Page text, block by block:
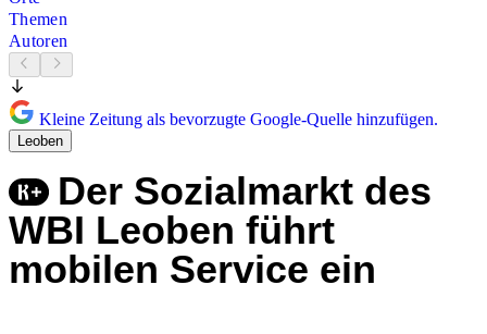
Themen
Autoren
Kleine Zeitung als bevorzugte Google-Quelle hinzufügen.
Leoben
Der Sozialmarkt des
WBI Leoben führt
mobilen Service ein